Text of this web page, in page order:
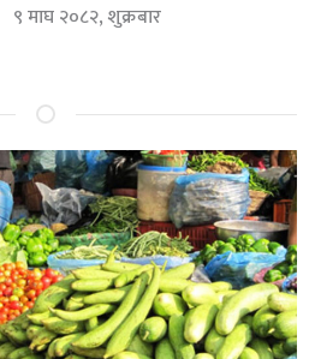
९ माघ २०८२, शुक्रबार